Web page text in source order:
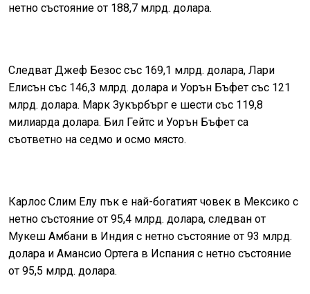
нетно състояние от 188,7 млрд. долара.
Следват Джеф Безос със 169,1 млрд. долара, Лари
Елисън със 146,3 млрд. долара и Уорън Бъфет със 121
млрд. долара. Марк Зукърбърг е шести със 119,8
милиарда долара. Бил Гейтс и Уорън Бъфет са
съответно на седмо и осмо място.
Карлос Слим Елу пък е най-богатият човек в Мексико с
нетно състояние от 95,4 млрд. долара, следван от
Мукеш Амбани в Индия с нетно състояние от 93 млрд.
долара и Амансио Ортега в Испания с нетно състояние
от 95,5 млрд. долара.